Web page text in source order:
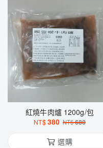
紅燒牛肉爐 1200g/包
NT$380 NT$680
選購